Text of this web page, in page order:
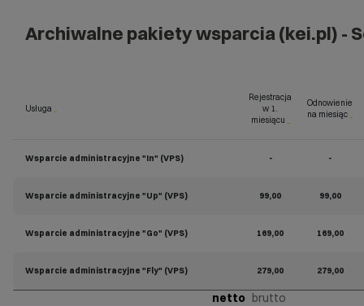
Archiwalne pakiety wsparcia (kei.pl) -
Usługa
Rejestracja
w 1.
miesiącu
Odnowienie
na miesiąc
Wsparcie administracyjne "In" (VPS) - -
Wsparcie administracyjne "Up" (VPS) 99,00 99,00
Wsparcie administracyjne "Go" (VPS) 169,00 169,00
Wsparcie administracyjne "Fly" (VPS) 279,00 279,00
netto brutto